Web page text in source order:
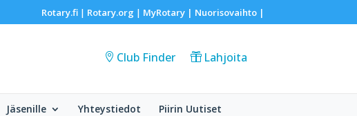
Rotary.fi| Rotary.org | MyRotary | Nuorisovaihto|
Club Finder Lahjoita
Jäsenille Yhteystiedot Piirin Uutiset